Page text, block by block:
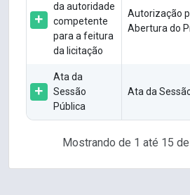
da autoridade
competente
para a feitura
da licitação
Autorização
Abertura do
Ata da
Sessão
Pública
Ata da
Mostrando de 1 até 15